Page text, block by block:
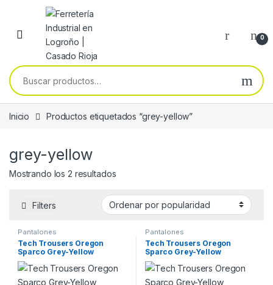
Skip to navigation
Skip to content
0
Buscar por:
Inicio Productos etiquetados “grey-yellow”
grey-yellow
Mostrando los 2 resultadosOrdenado por popularidad
Filters
Pantalones
Tech Trousers Oregon
Sparco Grey-Yellow
Pantalones
Tech Trousers Oregon
Sparco Grey-Yellow